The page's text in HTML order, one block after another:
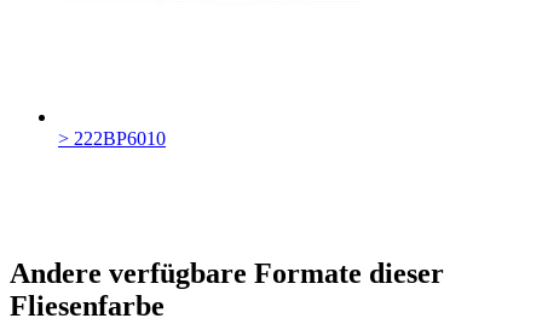
> 222BP6010
Andere verfügbare Formate dieser
Fliesenfarbe